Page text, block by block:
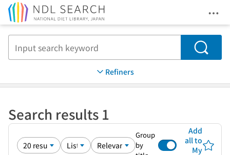
Search
Refiners
Search results 1
Group
by
Add
all to
My